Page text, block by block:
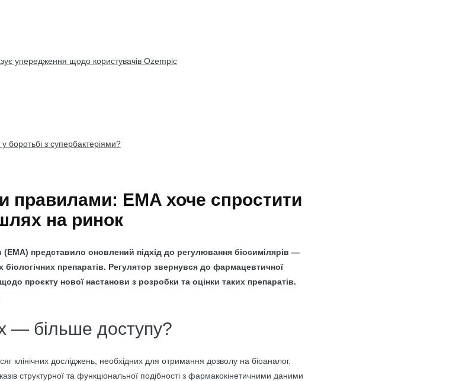
упередження щодо користувачів Ozempic
боротьбі з супербактеріями?
правилами: EMA хоче спростити
на ринок
(EMA) представило оновлений підхід до регулювання біосимілярів —
біологічних препаратів. Регулятор звернувся до фармацевтичної
проєкту нової настанови з розробки та оцінки таких препаратів.
— більше доступу?
клінічних досліджень, необхідних для отримання дозволу на біоаналог.
структурної та функціональної подібності з фармакокінетичними даними